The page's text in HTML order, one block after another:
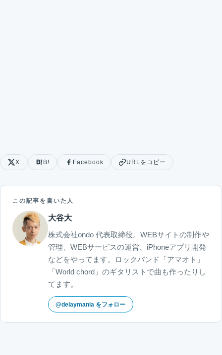
X B! Facebook URLをコピー
この記事を書いた人
大谷大
株式会社ondo 代表取締役。WEBサイトの制作や
管理、WEBサービスの運営、iPhoneアプリ開発
などをやってます。ロックバンド「アマオト」
「World chord」のギタリストで曲も作ったりし
てます。
@delaymania をフォロー